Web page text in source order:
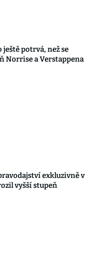
potrvá, než se
Norrise a Verstappena
exkluzivně v
vyšší stupeň